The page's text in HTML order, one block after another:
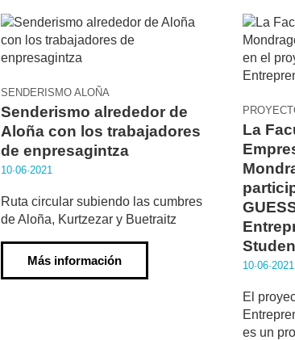
SENDERISMO ALOÑA
Senderismo alrededor de
Aloña con los trabajadores
de enpresagintza
10·06·2021
Ruta circular subiendo las cumbres
de Aloña, Kurtzezar y Buetraitz
Más información
La
10·06·2021
El
es un